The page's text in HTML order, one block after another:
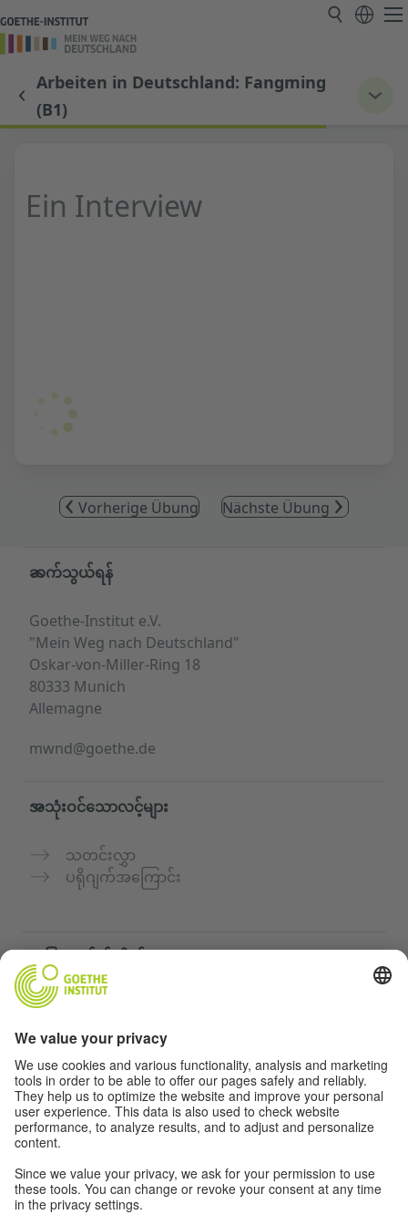
Arbeiten in Deutschland: Fangming
(B1)
Ein Interview
Vorherige Übung Nächste Übung
Service- und Informationsbereich
ဆက်သွယ်ရန်
Goethe-Institut e.V.
"Mein Weg nach Deutschland"
Oskar-von-Miller-Ring 18
80333 Munich
Allemagne
mwnd@goethe.de
အသုံးဝင်သောလင့်များ
သတင်းလွှာ
ပရိုဂျက်အကြောင်း
Goethe-Institut ၏ ဂျာမန်ဘာသာသင်တန်းများ
ဆရာများအတွက်ပေါ်တယ် "Deutschstunde"
ကိုယ်ရေးအချက်အလက်နှင့် ဝင်ရောက်နိုင်မှု
ကိုယ်ရေးလုံခြုံမှုသတ်မှတ်ချက်များ